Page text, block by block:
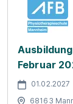
Februar
01.02.2027
68163